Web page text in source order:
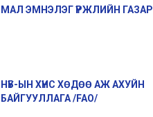
МАЛ ЭМНЭЛЭГ ҮРЖЛИЙН ГАЗАР
НҮБ-ЫН ХҮНС ХӨДӨӨ АЖ АХУЙН
БАЙГУУЛЛАГА /FAO/